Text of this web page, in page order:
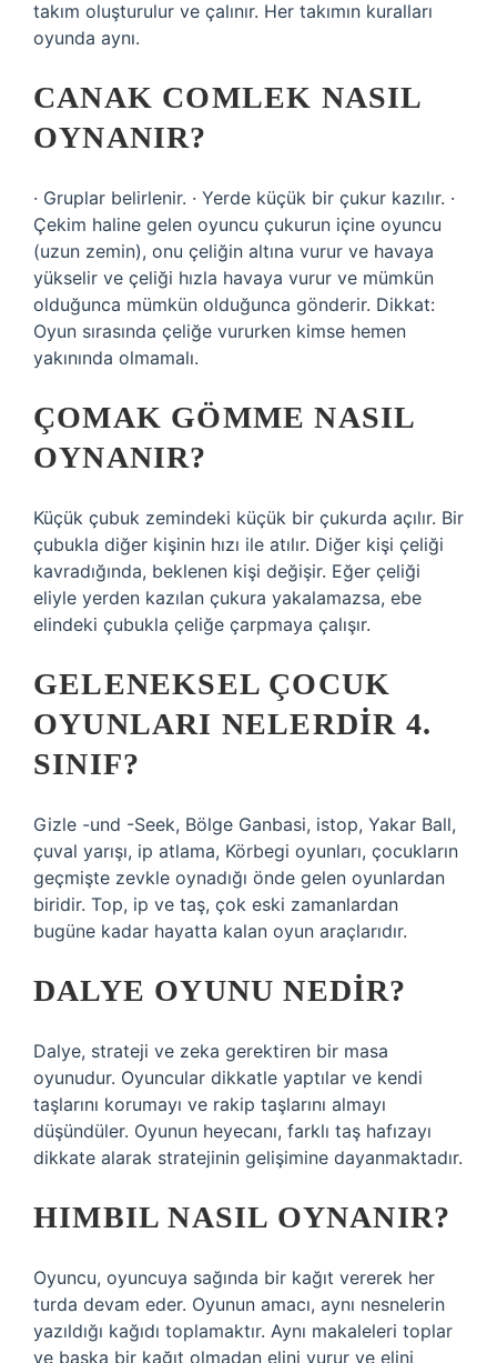
takım oluşturulur ve çalınır. Her takımın kuralları
oyunda aynı.
CANAK COMLEK NASIL
OYNANIR?
· Gruplar belirlenir. · Yerde küçük bir çukur kazılır. ·
Çekim haline gelen oyuncu çukurun içine oyuncu
(uzun zemin), onu çeliğin altına vurur ve havaya
yükselir ve çeliği hızla havaya vurur ve mümkün
olduğunca mümkün olduğunca gönderir. Dikkat:
Oyun sırasında çeliğe vururken kimse hemen
yakınında olmamalı.
ÇOMAK GÖMME NASIL
OYNANIR?
Küçük çubuk zemindeki küçük bir çukurda açılır. Bir
çubukla diğer kişinin hızı ile atılır. Diğer kişi çeliği
kavradığında, beklenen kişi değişir. Eğer çeliği
eliyle yerden kazılan çukura yakalamazsa, ebe
elindeki çubukla çeliğe çarpmaya çalışır.
GELENEKSEL ÇOCUK
OYUNLARI NELERDIR 4.
SINIF?
Gizle -und -Seek, Bölge Ganbasi, istop, Yakar Ball,
çuval yarışı, ip atlama, Körbegi oyunları, çocukların
geçmişte zevkle oynadığı önde gelen oyunlardan
biridir. Top, ip ve taş, çok eski zamanlardan
bugüne kadar hayatta kalan oyun araçlarıdır.
DALYE OYUNU NEDIR?
Dalye, strateji ve zeka gerektiren bir masa
oyunudur. Oyuncular dikkatle yaptılar ve kendi
taşlarını korumayı ve rakip taşlarını almayı
düşündüler. Oyunun heyecanı, farklı taş hafızayı
dikkate alarak stratejinin gelişimine dayanmaktadır.
HIMBIL NASIL OYNANIR?
Oyuncu, oyuncuya sağında bir kağıt vererek her
turda devam eder. Oyunun amacı, aynı nesnelerin
yazıldığı kağıdı toplamaktır. Aynı makaleleri toplar
ve başka bir kağıt olmadan elini vurur ve elini